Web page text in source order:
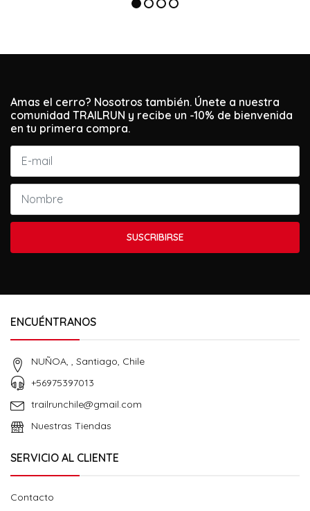
Amas el cerro? Nosotros también. Únete a nuestra
comunidad TRAILRUN y recibe un -10% de bienvenida
en tu primera compra.
SUSCRIBIRSE
ENCUÉNTRANOS
NUÑOA, , Santiago, Chile
+56975397013
trailrunchile@gmail.com
Nuestras Tiendas
SERVICIO AL CLIENTE
Contacto